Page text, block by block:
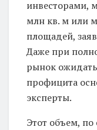
инвесторами,
млн кв. м или
площадей,
Даже при
рынок
профицита
эксперты.
Этот объем,